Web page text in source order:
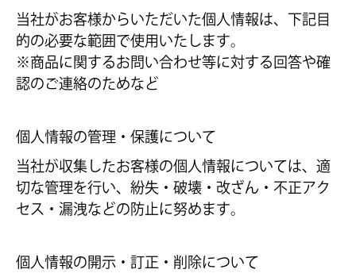
当社がお客様からいただいた個人情報は、下記目
的の必要な範囲で使用いたします。
※商品に関するお問い合わせ等に対する回答や確
認のご連絡のためなど
個人情報の管理・保護について
当社が収集したお客様の個人情報については、適
切な管理を行い、紛失・破壊・改ざん・不正アク
セス・漏洩などの防止に努めます。
個人情報の開示・訂正・削除について